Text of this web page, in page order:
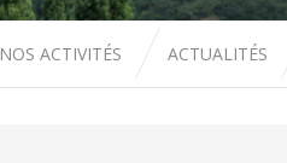
NOS ACTIVITÉS ACTUALITÉS